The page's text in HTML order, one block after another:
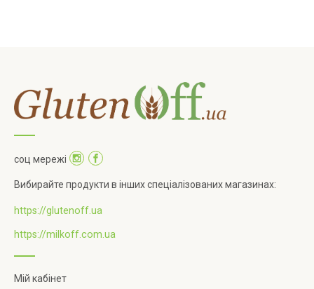
соц мережі
Вибирайте продукти в інших спеціалізованих магазинах:
https://glutenoff.ua
https://milkoff.com.ua
Мій кабінет